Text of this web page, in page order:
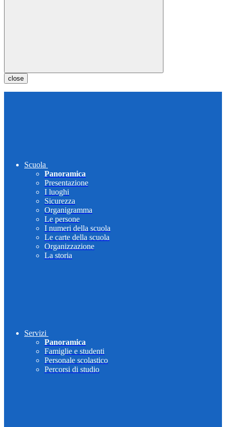
close
Scuola
Panoramica
Presentazione
I luoghi
Sicurezza
Organigramma
Le persone
I numeri della scuola
Le carte della scuola
Organizzazione
La storia
Servizi
Panoramica
Famiglie e studenti
Personale scolastico
Percorsi di studio